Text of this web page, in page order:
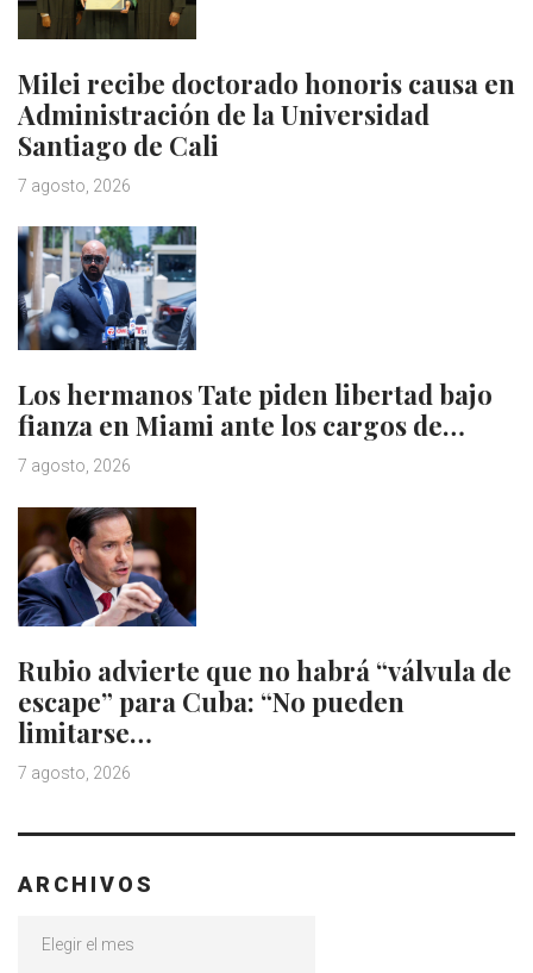
Milei recibe doctorado honoris causa en
Administración de la Universidad
Santiago de Cali
7 agosto, 2026
Los hermanos Tate piden libertad bajo
fianza en Miami ante los cargos de…
7 agosto, 2026
Rubio advierte que no habrá “válvula de
escape” para Cuba: “No pueden
limitarse…
7 agosto, 2026
ARCHIVOS